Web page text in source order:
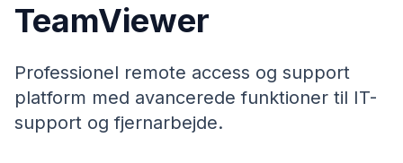
TeamViewer
Professionel remote access og support
platform med avancerede funktioner til IT-
support og fjernarbejde.